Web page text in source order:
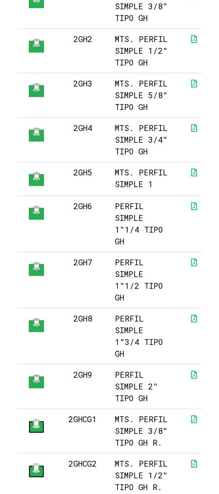
SIMPLE 3/8"
TIPO GH
2GH2
MTS. PERFIL
SIMPLE 1/2"
TIPO GH
2GH3
MTS. PERFIL
SIMPLE 5/8"
TIPO GH
2GH4
MTS. PERFIL
SIMPLE 3/4"
TIPO GH
2GH5
MTS. PERFIL
SIMPLE 1
2GH6
PERFIL
SIMPLE
1"1/4 TIPO
GH
2GH7
PERFIL
SIMPLE
1"1/2 TIPO
GH
2GH8
PERFIL
SIMPLE
1"3/4 TIPO
GH
2GH9
PERFIL
SIMPLE 2"
TIPO GH
2GHCG1
MTS. PERFIL
SIMPLE 3/8"
TIPO GH R.
2GHCG2
MTS. PERFIL
SIMPLE 1/2"
TIPO GH R.